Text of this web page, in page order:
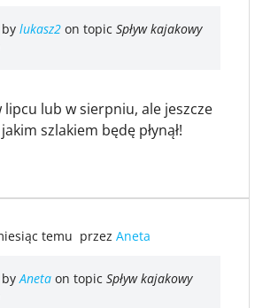
lukasz2 on topic Spływ kajakowy
lipcu lub w sierpniu, ale jeszcze
szlakiem będę płynął!
temu przez Aneta
byAneta on topic Spływ kajakowy